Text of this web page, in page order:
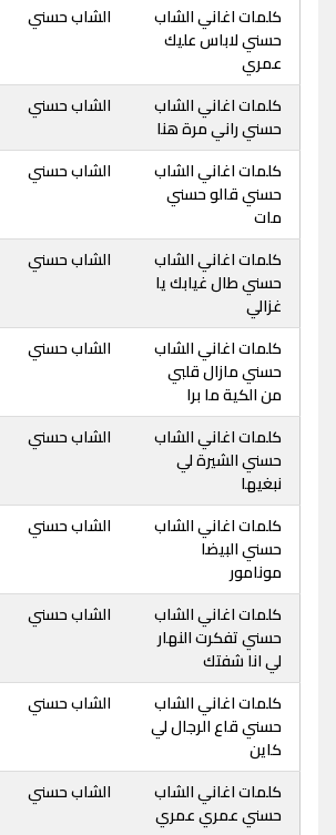
كلمات اغاني الشاب
حسني لاباس عليك
عمري
الشاب حسني
كلمات اغاني الشاب
حسني راني مرة هنا
الشاب حسني
كلمات اغاني الشاب
حسني قالو حسني
مات
الشاب حسني
كلمات اغاني الشاب
حسني طال غيابك يا
غزالي
الشاب حسني
كلمات اغاني الشاب
حسني مازال قلبي
من الكية ما برا
الشاب حسني
كلمات اغاني الشاب
حسني الشيرة لي
نبغيها
الشاب حسني
كلمات اغاني الشاب
حسني البيضا
مونامور
الشاب حسني
كلمات اغاني الشاب
حسني تفكرت النهار
لي انا شفتك
الشاب حسني
كلمات اغاني الشاب
حسني قاع الرجال لي
كاين
الشاب حسني
كلمات اغاني الشاب
حسني عمري عمري
الشاب حسني